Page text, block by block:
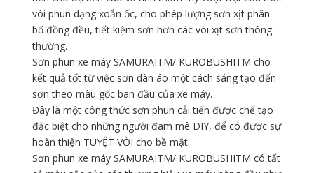
vòi phun dạng xoắn ốc, cho phép lượng sơn xịt phân
bố đồng đều, tiết kiệm sơn hơn các vòi xịt sơn thông
thường.
Sơn phun xe máy SAMURAITM/ KUROBUSHITM cho
kết quả tốt từ việc sơn dàn áo một cách sáng tạo đến
sơn theo màu gốc ban đầu của xe máy.
Đây là một công thức sơn phun cải tiến được chế tạo
đặc biệt cho những người đam mê DIY, để có được sự
hoàn thiện TUYỆT VỜI cho bề mặt.
Sơn phun xe máy SAMURAITM/ KUROBUSHITM có tất